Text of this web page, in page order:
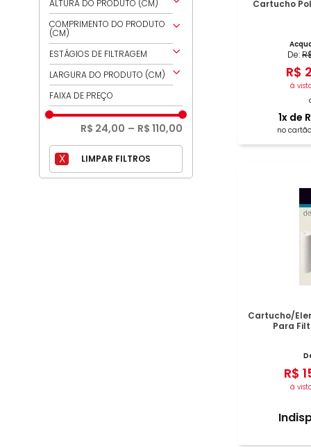
ALTURA DO PRODUTO (CM)
25,5
25
6,6
3
12,75
COMPRIMENTO DO PRODUTO
(CM)
26,1
24,8
6,5
5
ESTÁGIOS DE FILTRAGEM
1
LARGURA DO PRODUTO (CM)
6,6
6,5
3
FAIXA DE PREÇO
R$ 24,00 – R$ 110,00
Cartucho
De:
R$
à
1x de
no
Cartucho/
Para
R$
à